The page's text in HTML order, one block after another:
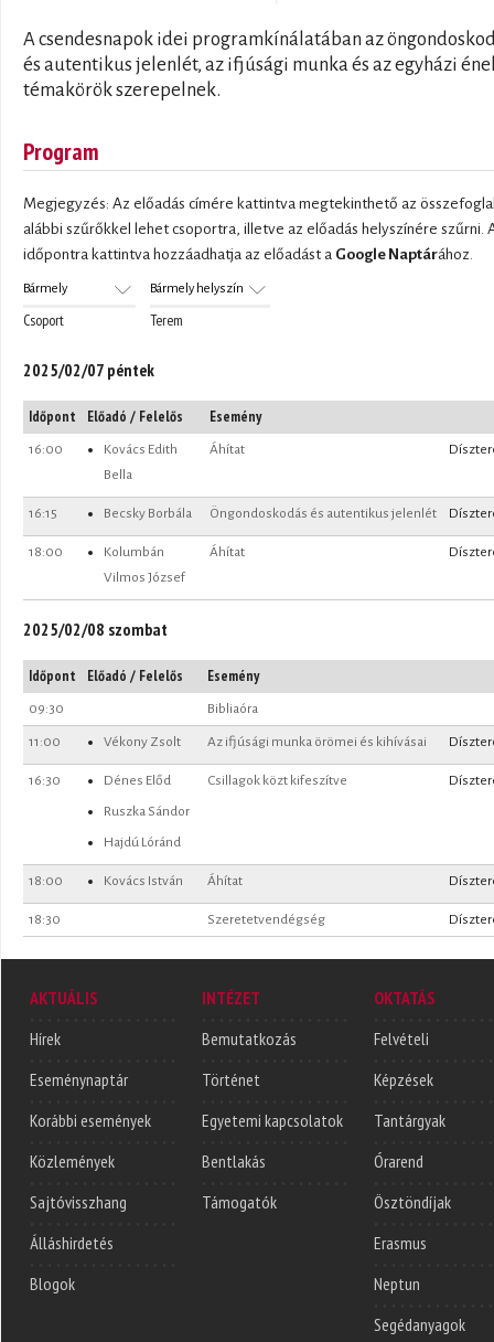
A csendesnapok idei programkínálatában az
és autentikus jelenlét, az ifjúsági munka és az egyházi
témakörök szerepelnek.
Program
Megjegyzés: Az előadás címére kattintva megtekinthető az
alábbi szűrőkkel lehet csoportra, illetve az előadás helyszínére szűrni.
időpontra kattintva hozzáadhatja az előadást a Google Naptárához.
Csoport Terem
2025/02/07 péntek
Időpont Előadó / Felelős Esemény
16:00
Kovács Edith
Bella
Áhítat
16:15 Becsky Borbála Öngondoskodás és autentikus jelenlét
18:00
Kolumbán
Vilmos József
Áhítat
2025/02/08 szombat
Időpont Előadó / Felelős Esemény
09:30 Bibliaóra
11:00 Vékony Zsolt Az ifjúsági munka örömei és kihívásai
16:30
Dénes Előd
Ruszka Sándor
Hajdú Lóránd
Csillagok közt kifeszítve
18:00 Kovács István Áhítat
18:30 Szeretetvendégség
AKTUÁLIS
Hírek
Eseménynaptár
Korábbi események
Közlemények
Sajtóvisszhang
Álláshirdetés
Blogok
INTÉZET
Bemutatkozás
Történet
Egyetemi kapcsolatok
Bentlakás
Támogatók
OKTATÁS
Felvételi
Képzések
Tantárgyak
Órarend
Ösztöndíjak
Erasmus
Neptun
Segédanyagok